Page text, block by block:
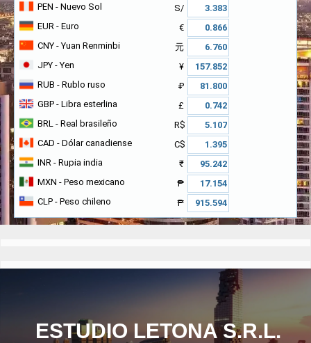
PEN - Nuevo Sol
S/
EUR - Euro
€
CNY - Yuan Renminbi
元
JPY - Yen
¥
RUB - Rublo ruso
₽
GBP - Libra esterlina
£
BRL - Real brasileño
R$
CAD - Dólar canadiense
C$
INR - Rupia india
₹
MXN - Peso mexicano
₱
CLP - Peso chileno ₱
ESTUDIO LETONA S.R.L.